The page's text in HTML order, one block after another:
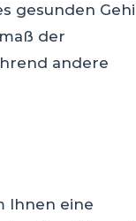
gesunden
der
andere
Ihnen eine